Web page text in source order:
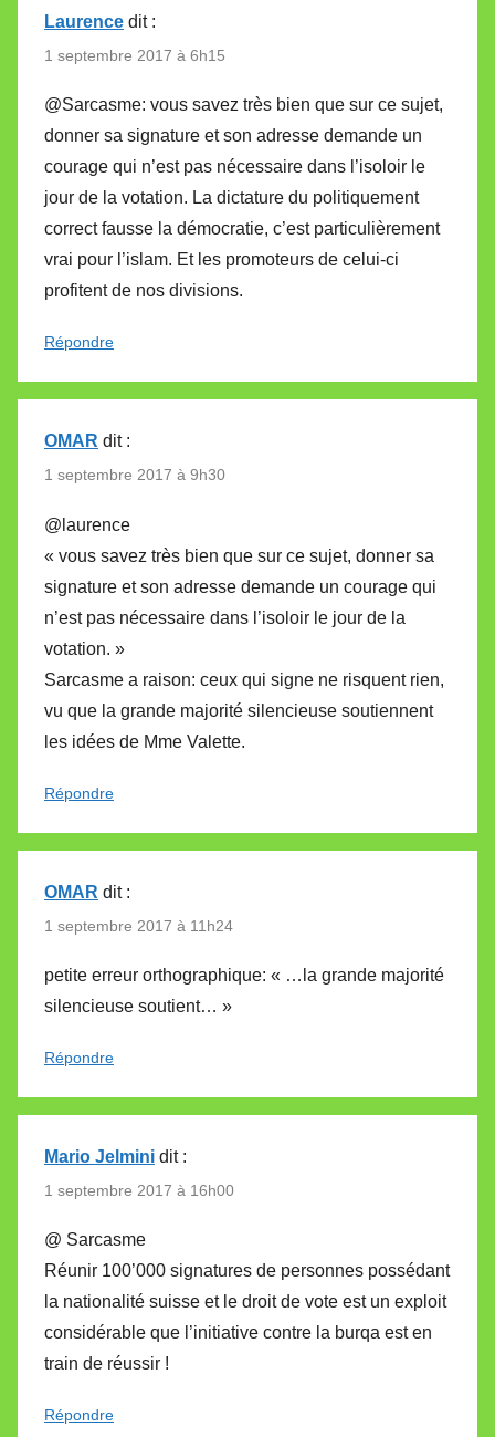
Laurence dit :
1 septembre 2017 à 6h15
@Sarcasme: vous savez très bien que sur ce sujet,
donner sa signature et son adresse demande un
courage qui n’est pas nécessaire dans l’isoloir le
jour de la votation. La dictature du politiquement
correct fausse la démocratie, c’est particulièrement
vrai pour l’islam. Et les promoteurs de celui-ci
profitent de nos divisions.
Répondre
OMAR dit :
1 septembre 2017 à 9h30
@laurence
« vous savez très bien que sur ce sujet, donner sa
signature et son adresse demande un courage qui
n’est pas nécessaire dans l’isoloir le jour de la
votation. »
Sarcasme a raison: ceux qui signe ne risquent rien,
vu que la grande majorité silencieuse soutiennent
les idées de Mme Valette.
Répondre
OMAR dit :
1 septembre 2017 à 11h24
petite erreur orthographique: « …la grande majorité
silencieuse soutient… »
Répondre
Mario Jelmini dit :
1 septembre 2017 à 16h00
@ Sarcasme
Réunir 100’000 signatures de personnes possédant
la nationalité suisse et le droit de vote est un exploit
considérable que l’initiative contre la burqa est en
train de réussir !
Répondre